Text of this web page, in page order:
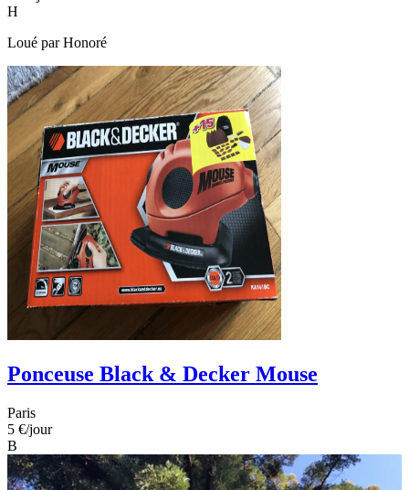
H
Loué parHonoré
Ponceuse Black & Decker Mouse
Paris
5 €/jour
B